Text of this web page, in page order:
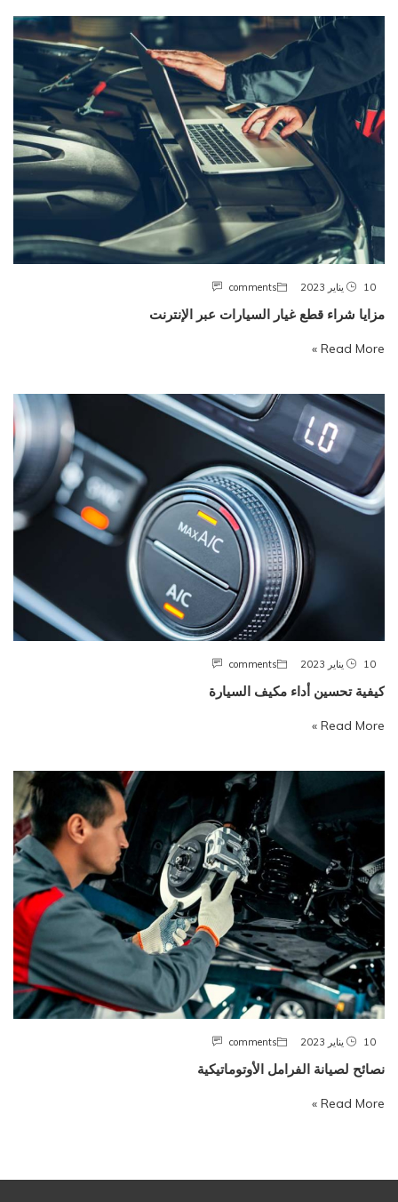
10 يناير 2023 comments
مزايا شراء قطع غيار السيارات عبر الإنترنت
Read More »
10 يناير 2023 comments
كيفية تحسين أداء مكيف السيارة
Read More »
10 يناير 2023 comments
نصائح لصيانة الفرامل الأوتوماتيكية
Read More »